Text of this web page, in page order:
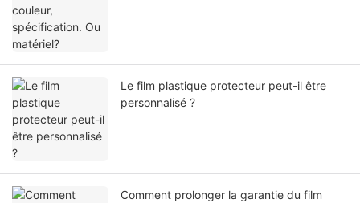
Le film plastique protecteur peut-il être
personnalisé ?
Comment prolonger la garantie du film